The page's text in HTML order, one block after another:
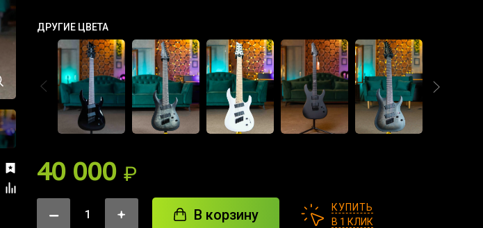
ДРУГИЕ ЦВЕТА
40 000 ₽
В корзину
КУПИТЬ
В 1 КЛИК